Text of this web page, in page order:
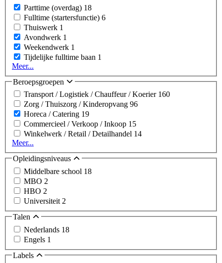
Parttime (overdag) 18
Fulltime (startersfunctie) 6
Thuiswerk 1
Avondwerk 1
Weekendwerk 1
Tijdelijke fulltime baan 1
Meer...
Beroepsgroepen
Transport / Logistiek / Chauffeur / Koerier 160
Zorg / Thuiszorg / Kinderopvang 96
Horeca / Catering 19
Commercieel / Verkoop / Inkoop 15
Winkelwerk / Retail / Detailhandel 14
Meer...
Opleidingsniveaus
Middelbare school 18
MBO 2
HBO 2
Universiteit 2
Talen
Nederlands 18
Engels 1
Labels